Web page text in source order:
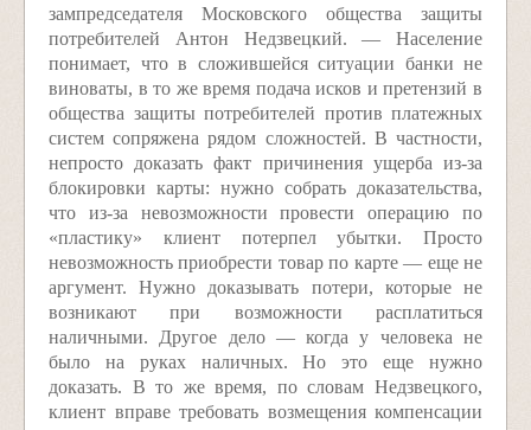
зампредседателя Московского общества защиты
потребителей Антон Недзвецкий. — Население
понимает, что в сложившейся ситуации банки не
виноваты, в то же время подача исков и претензий в
общества защиты потребителей против платежных
систем сопряжена рядом сложностей. В частности,
непросто доказать факт причинения ущерба из-за
блокировки карты: нужно собрать доказательства,
что из-за невозможности провести операцию по
«пластику» клиент потерпел убытки. Просто
невозможность приобрести товар по карте — еще не
аргумент. Нужно доказывать потери, которые не
возникают при возможности расплатиться
наличными. Другое дело — когда у человека не
было на руках наличных. Но это еще нужно
доказать. В то же время, по словам Недзвецкого,
клиент вправе требовать возмещения компенсации